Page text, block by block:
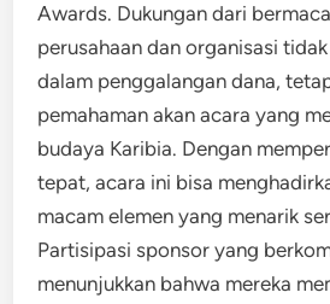
Awards. Dukungan dari
perusahaan dan organisasi
dalam penggalangan dana,
pemahaman akan acara yang
budaya Karibia. Dengan
tepat, acara ini bisa
macam elemen yang menarik
Partisipasi sponsor yang
menunjukkan bahwa mereka